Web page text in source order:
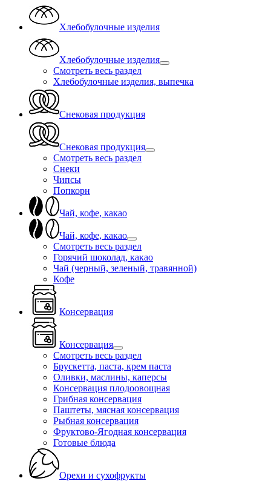
Хлебобулочные изделия
Хлебобулочные изделия
Смотреть весь раздел
Хлебобулочные изделия, выпечка
Снековая продукция
Снековая продукция
Смотреть весь раздел
Снеки
Чипсы
Попкорн
Чай, кофе, какао
Чай, кофе, какао
Смотреть весь раздел
Горячий шоколад, какао
Чай (черный, зеленый, травянной)
Кофе
Консервация
Консервация
Смотреть весь раздел
Брускетта, паста, крем паста
Оливки, маслины, каперсы
Консервация плодоовощная
Грибная консервация
Паштеты, мясная консервация
Рыбная консервация
Фруктово-Ягодная консервация
Готовые блюда
Орехи и сухофрукты